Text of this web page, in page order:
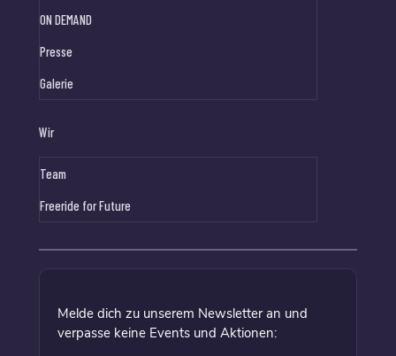
ON DEMAND
Presse
Galerie
Wir
Team
Freeride for Future
Melde dich zu unserem Newsletter an und
verpasse keine Events und Aktionen: